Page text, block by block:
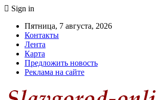
Sign in
Пятница, 7 августа, 2026
Контакты
Лента
Карта
Предложить новость
Реклама на сайте